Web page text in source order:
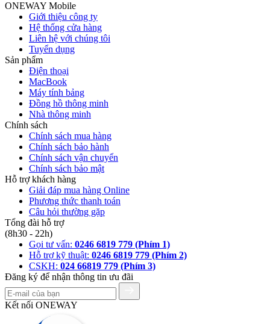
ONEWAY Mobile
Giới thiệu công ty
Hệ thống cửa hàng
Liên hệ với chúng tôi
Tuyển dụng
Sản phẩm
Điện thoại
MacBook
Máy tính bảng
Đồng hồ thông minh
Nhà thông minh
Chính sách
Chính sách mua hàng
Chính sách bảo hành
Chính sách vận chuyển
Chính sách bảo mật
Hỗ trợ khách hàng
Giải đáp mua hàng Online
Phương thức thanh toán
Câu hỏi thường gặp
Tổng đài hỗ trợ
(8h30 - 22h)
Gọi tư vấn: 0246 6819 779 (Phím 1)
Hỗ trợ kỹ thuật: 0246 6819 779 (Phím 2)
CSKH: 024 66819 779 (Phím 3)
Đăng ký để nhận thông tin ưu đãi
Kết nối ONEWAY